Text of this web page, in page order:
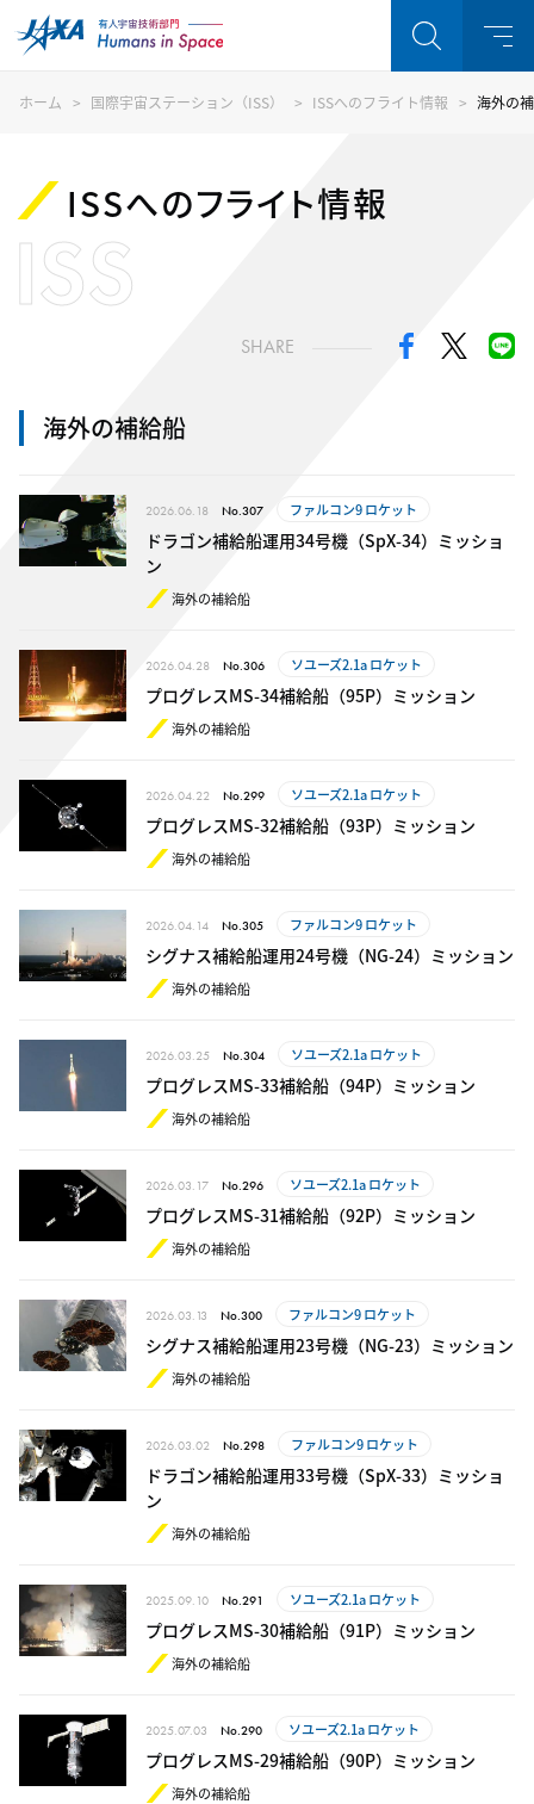
ホーム 国際宇宙ステーション（ISS） ISSへのフライト情報 海外の
ISSへのフライト情報
ISS
SHARE
海外の補給船
2026.06.18 No.307 ファルコン9 ロケット
ドラゴン補給船運用34号機（SpX-34）ミッショ
ン
海外の補給船
2026.04.28 No.306 ソユーズ2.1a ロケット
プログレスMS-34補給船（95P）ミッション
海外の補給船
2026.04.22 No.299 ソユーズ2.1a ロケット
プログレスMS-32補給船（93P）ミッション
海外の補給船
2026.04.14 No.305 ファルコン9 ロケット
シグナス補給船運用24号機（NG-24）ミッション
海外の補給船
2026.03.25 No.304 ソユーズ2.1a ロケット
プログレスMS-33補給船（94P）ミッション
海外の補給船
2026.03.17 No.296 ソユーズ2.1a ロケット
プログレスMS-31補給船（92P）ミッション
海外の補給船
2026.03.13 No.300 ファルコン9 ロケット
シグナス補給船運用23号機（NG-23）ミッション
海外の補給船
2026.03.02 No.298 ファルコン9 ロケット
ドラゴン補給船運用33号機（SpX-33）ミッショ
ン
海外の補給船
2025.09.10 No.291 ソユーズ2.1a ロケット
プログレスMS-30補給船（91P）ミッション
海外の補給船
2025.07.03 No.290 ソユーズ2.1a ロケット
プログレスMS-29補給船（90P）ミッション
海外の補給船